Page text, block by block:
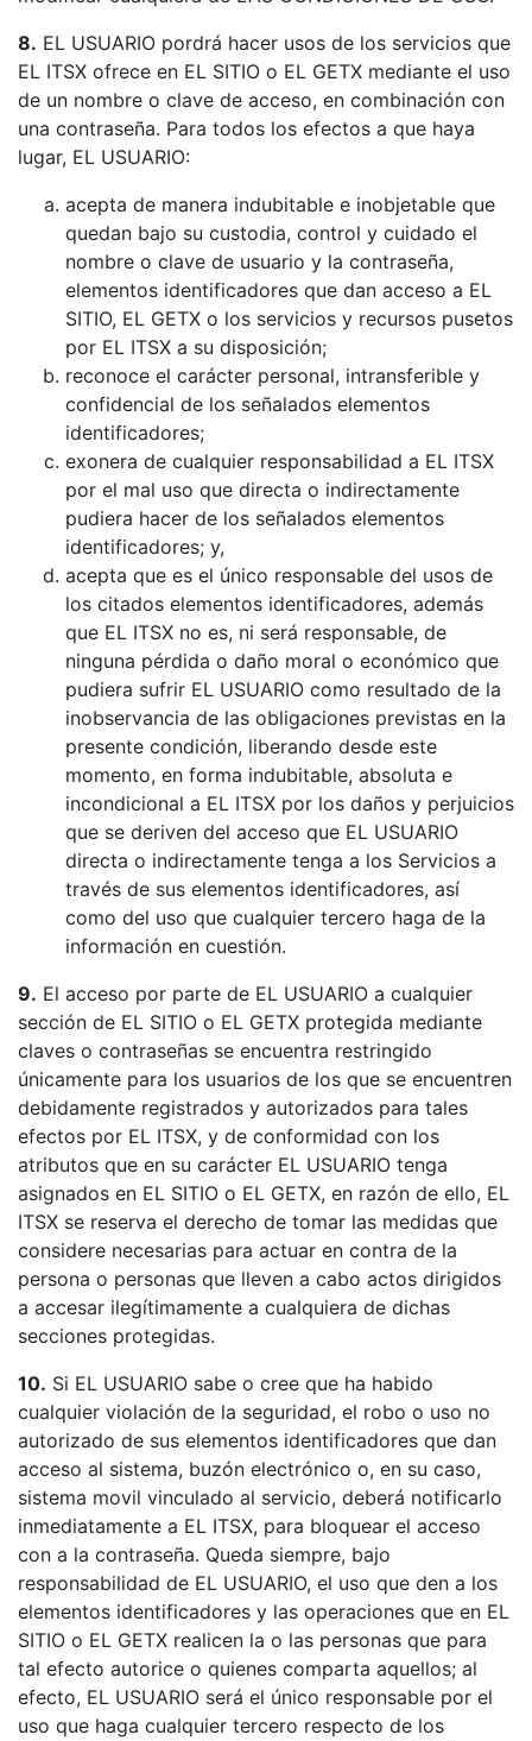
8. EL USUARIO pordrá hacer usos de los servicios que
EL ITSX ofrece en EL SITIO o EL GETX mediante el uso
de un nombre o clave de acceso, en combinación con
una contraseña. Para todos los efectos a que haya
lugar, EL USUARIO:
acepta de manera indubitable e inobjetable que
quedan bajo su custodia, control y cuidado el
nombre o clave de usuario y la contraseña,
elementos identificadores que dan acceso a EL
SITIO, EL GETX o los servicios y recursos pusetos
por EL ITSX a su disposición;
reconoce el carácter personal, intransferible y
confidencial de los señalados elementos
identificadores;
exonera de cualquier responsabilidad a EL ITSX
por el mal uso que directa o indirectamente
pudiera hacer de los señalados elementos
identificadores; y,
acepta que es el único responsable del usos de
los citados elementos identificadores, además
que EL ITSX no es, ni será responsable, de
ninguna pérdida o daño moral o económico que
pudiera sufrir EL USUARIO como resultado de la
inobservancia de las obligaciones previstas en la
presente condición, liberando desde este
momento, en forma indubitable, absoluta e
incondicional a EL ITSX por los daños y perjuicios
que se deriven del acceso que EL USUARIO
directa o indirectamente tenga a los Servicios a
través de sus elementos identificadores, así
como del uso que cualquier tercero haga de la
información en cuestión.
9. El acceso por parte de EL USUARIO a cualquier
sección de EL SITIO o EL GETX protegida mediante
claves o contraseñas se encuentra restringido
únicamente para los usuarios de los que se encuentren
debidamente registrados y autorizados para tales
efectos por EL ITSX, y de conformidad con los
atributos que en su carácter EL USUARIO tenga
asignados en EL SITIO o EL GETX, en razón de ello, EL
ITSX se reserva el derecho de tomar las medidas que
considere necesarias para actuar en contra de la
persona o personas que lleven a cabo actos dirigidos
a accesar ilegítimamente a cualquiera de dichas
secciones protegidas.
10. Si EL USUARIO sabe o cree que ha habido
cualquier violación de la seguridad, el robo o uso no
autorizado de sus elementos identificadores que dan
acceso al sistema, buzón electrónico o, en su caso,
sistema movil vinculado al servicio, deberá notificarlo
inmediatamente a EL ITSX, para bloquear el acceso
con a la contraseña. Queda siempre, bajo
responsabilidad de EL USUARIO, el uso que den a los
elementos identificadores y las operaciones que en EL
SITIO o EL GETX realicen la o las personas que para
tal efecto autorice o quienes comparta aquellos; al
efecto, EL USUARIO será el único responsable por el
uso que haga cualquier tercero respecto de los